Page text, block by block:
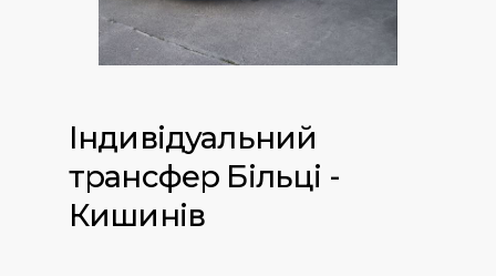
Індивідуальний
трансфер Більці -
Кишинів